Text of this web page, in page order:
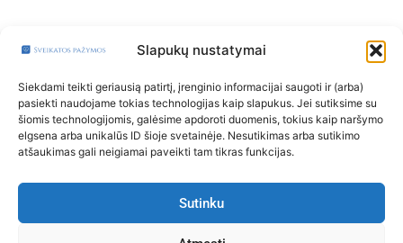
Slapukų nustatymai
Siekdami teikti geriausią patirtį, įrenginio informacijai saugoti ir (arba)
pasiekti naudojame tokias technologijas kaip slapukus. Jei sutiksime su
šiomis technologijomis, galėsime apdoroti duomenis, tokius kaip naršymo
elgsena arba unikalūs ID šioje svetainėje. Nesutikimas arba sutikimo
atšaukimas gali neigiamai paveikti tam tikras funkcijas.
Sutinku
Klinikos
Taisyklės
Privatumo politika